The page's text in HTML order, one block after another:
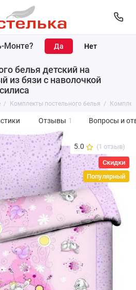
Монте?
белья детский на
из бязи с наволочкой
Комплекты постельного белья
Отзывы 1 Вопросы и
5.0 (1 отзыв)
Скидки
Популярный